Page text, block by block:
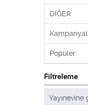
DİĞER
Popüler
Filtreleme
Yayınevine